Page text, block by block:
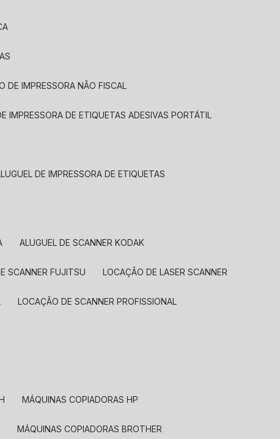
DE IMPRESSORA NÃO FISCAL
IMPRESSORA DE ETIQUETAS ADESIVAS PORTÁTIL
ALUGUEL DE IMPRESSORA DE ETIQUETAS
ALUGUEL DE SCANNER KODAK
SCANNER FUJITSU LOCAÇÃO DE LASER SCANNER
LOCAÇÃO DE SCANNER PROFISSIONAL
MÁQUINAS COPIADORAS HP
MÁQUINAS COPIADORAS BROTHER